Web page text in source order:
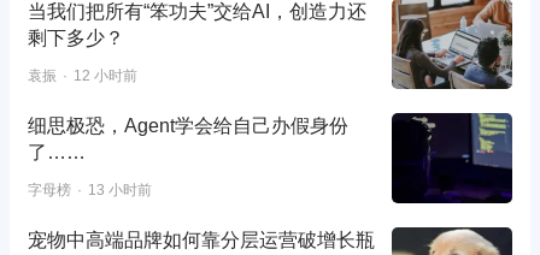
当我们把所有“笨功夫”交给AI，创造力还
剩下多少？
袁振 12 小时前
细思极恐，Agent学会给自己办假身份
了……
字母榜 13 小时前
宠物中高端品牌如何靠分层运营破增长瓶